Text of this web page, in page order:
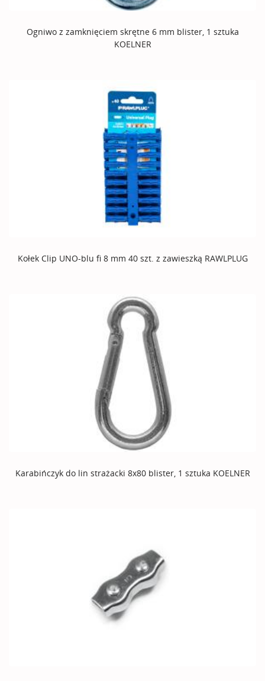
Ogniwo z zamknięciem skrętne 6 mm blister, 1 sztuka
KOELNER
Kołek Clip UNO-blu fi 8 mm 40 szt. z zawieszką RAWLPLUG
Karabińczyk do lin strażacki 8x80 blister, 1 sztuka KOELNER